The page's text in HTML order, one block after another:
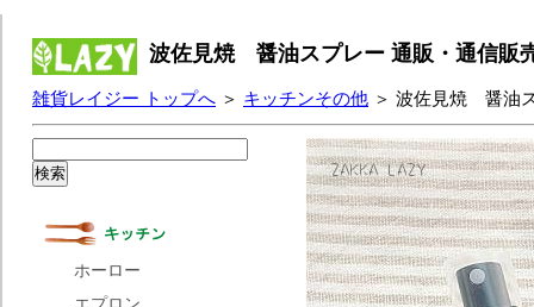
波佐見焼 醤油スプレー 通販・通信販
雑貨レイジー トップへ ＞ キッチンその他 ＞ 波佐見焼 醤油
ホーロー